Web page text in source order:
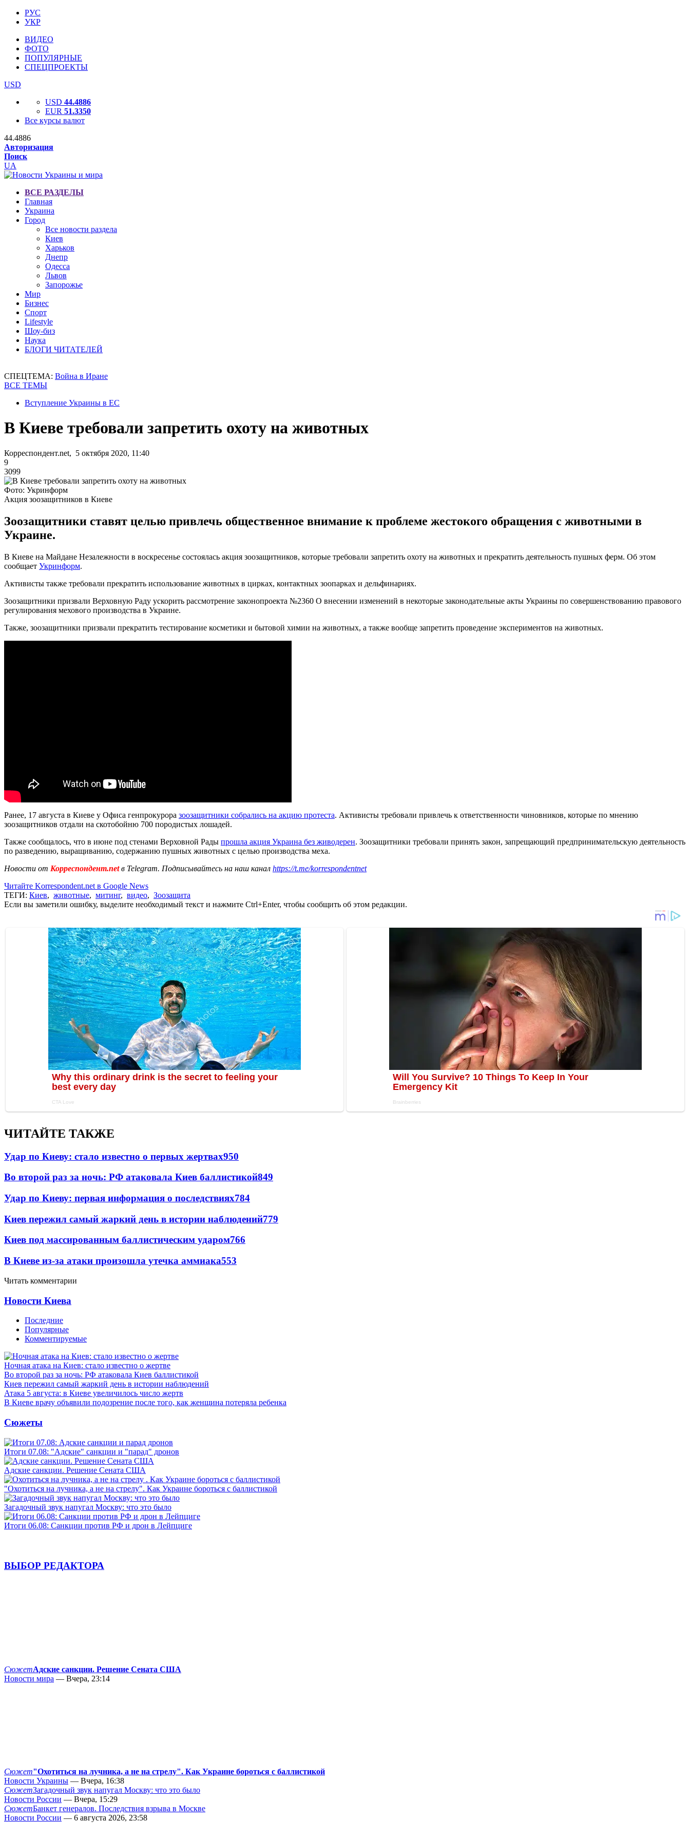
РУС
УКР
ВИДЕО
ФОТО
ПОПУЛЯРНЫЕ
СПЕЦПРОЕКТЫ
USD
USD 44.4886
EUR 51.3350
Все курсы валют
44.4886
Авторизация
Поиск
UA
ВСЕ РАЗДЕЛЫ
Главная
Украина
Город
Все новости раздела
Киев
Харьков
Днепр
Одесса
Львов
Запорожье
Мир
Бизнес
Спорт
Lifestyle
Шоу-биз
Наука
БЛОГИ ЧИТАТЕЛЕЙ
СПЕЦТЕМА: Война в Иране
ВСЕ ТЕМЫ
Вступление Украины в ЕС
В Киеве требовали запретить охоту на животных
Корреспондент.net, 5 октября 2020, 11:40
9
3099
Фото: Укринформ
Акция зоозащитников в Киеве
Зоозащитники ставят целью привлечь общественное внимание к проблеме жестокого обращения с животными в
Украине.
В Киеве на Майдане Незалежности в воскресенье состоялась акция зоозащитников, которые требовали запретить охоту на животных и прекратить деятельность пушных ферм. Об этом
сообщает Укринформ.
Активисты также требовали прекратить использование животных в цирках, контактных зоопарках и дельфинариях.
Зоозащитники призвали Верховную Раду ускорить рассмотрение законопроекта №2360 О внесении изменений в некоторые законодательные акты Украины по совершенствованию правового
регулирования мехового производства в Украине.
Также, зоозащитники призвали прекратить тестирование косметики и бытовой химии на животных, а также вообще запретить проведение экспериментов на животных.
Ранее, 17 августа в Киеве у Офиса генпрокурора зоозащитники собрались на акцию протеста. Активисты требовали привлечь к ответственности чиновников, которые по мнению
зоозащитников отдали на скотобойню 700 породистых лошадей.
Также сообщалось, что в июне под стенами Верховной Рады прошла акция Украина без живодерен. Зоозащитники требовали принять закон, запрещающий предпринимательскую деятельность
по разведению, выращиванию, содержанию пушных животных с целью производства меха.
Новости от Корреспондент.netв Telegram. Подписывайтесь на наш канал https://t.me/korrespondentnet
Читайте Korrespondent.net в Google News
ТЕГИ: Киев, животные, митинг, видео, Зоозащита
Если вы заметили ошибку, выделите необходимый текст и нажмите Ctrl+Enter, чтобы сообщить об этом редакции.
ЧИТАЙТЕ ТАКЖЕ
Удар по Киеву: стало известно о первых жертвах950
Во второй раз за ночь: РФ атаковала Киев баллистикой849
Удар по Киеву: первая информация о последствиях784
Киев пережил самый жаркий день в истории наблюдений779
Киев под массированным баллистическим ударом766
В Киеве из-за атаки произошла утечка аммиака553
Читать комментарии
Новости Киева
Последние
Популярные
Комментируемые
Ночная атака на Киев: стало известно о жертве
Во второй раз за ночь: РФ атаковала Киев баллистикой
Киев пережил самый жаркий день в истории наблюдений
Атака 5 августа: в Киеве увеличилось число жертв
В Киеве врачу объявили подозрение после того, как женщина потеряла ребенка
Сюжеты
Итоги 07.08: "Адские" санкции и "парад" дронов
Адские санкции. Решение Сената США
"Охотиться на лучника, а не на стрелу". Как Украине бороться с баллистикой
Загадочный звук напугал Москву: что это было
Итоги 06.08: Санкции против РФ и дрон в Лейпциге
ВЫБОР РЕДАКТОРА
СюжетАдские санкции. Решение Сената США
Новости мира — Вчера, 23:14
Сюжет"Охотиться на лучника, а не на стрелу". Как Украине бороться с баллистикой
Новости Украины — Вчера, 16:38
СюжетЗагадочный звук напугал Москву: что это было
Новости России — Вчера, 15:29
СюжетБанкет генералов. Последствия взрыва в Москве
Новости России — 6 августа 2026, 23:58